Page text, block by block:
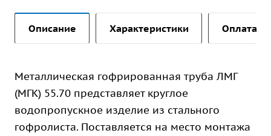
Описание Характеристики Оплата и
Металлическая гофрированная труба ЛМГ
(МГК) 55.70 представляет круглое
водопропускное изделие из стального
гофролиста. Поставляется на место монтажа